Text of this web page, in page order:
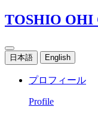
TOSHIO OHI
日本語 English
プロフィール
Profile